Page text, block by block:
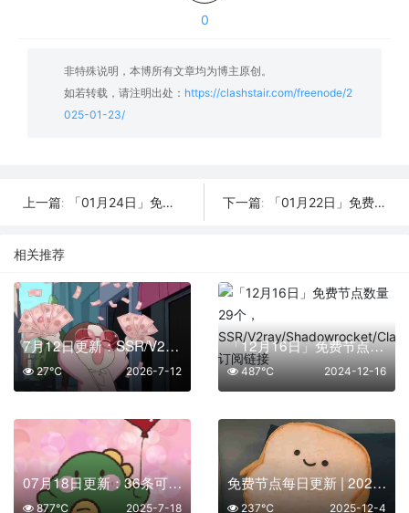
0
非特殊说明，本博所有文章均为博主原创。
如若转载，请注明出处： https://clashstair.com/freenode/2
025-01-23/
上一篇: 「01月24日」免费节点数量19个，SSR/V2ray/Shadowrocket/Clash订阅链接 下一篇: 「01月22日」免费节点数量30个，SSR/V2ray/Shadowrocket/Clash订阅链接
相关推荐
7月12日更新：SSR/V2Ray/Clash可用节点12条分享
2026-7-12
27℃
「12月16日」免费节点数量29个，SSR/V2ray/Shadowrocket/Clash订阅链接
2024-12-16
487℃
07月18日更新：36条可用免费节点 | 2025年SSR/V2ray/Clash订阅链接
2025-7-18
877℃
免费节点每日更新 | 2025年12月04日SSR/V2Ray/Clash可用订阅
2025-12-4
237℃